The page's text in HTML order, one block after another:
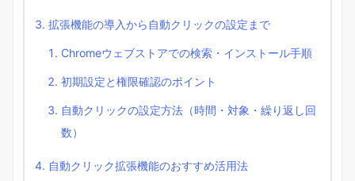
拡張機能の導入から自動クリックの設定まで
Chromeウェブストアでの検索・インストール手順
初期設定と権限確認のポイント
自動クリックの設定方法（時間・対象・繰り返し回
数）
自動クリック拡張機能のおすすめ活用法